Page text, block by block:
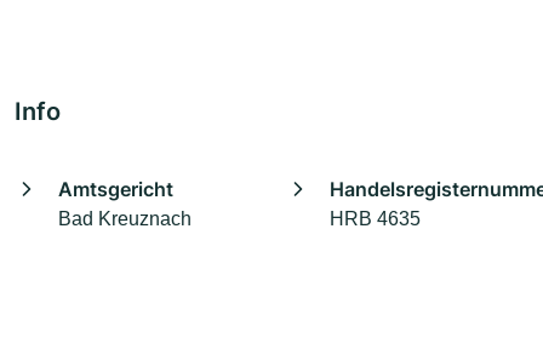
Info
Amtsgericht
Bad Kreuznach HRB 4635